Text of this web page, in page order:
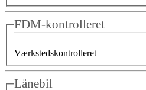
FDM-kontrolleret
Værkstedskontrolleret
Lånebil